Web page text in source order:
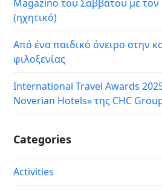
Magazino του Σαββάτου με
(ηχητικό)
Από ένα παιδικό όνειρο στην
φιλοξενίας
International Travel Awards
Noverian Hotels» της CHC
Categories
Activities